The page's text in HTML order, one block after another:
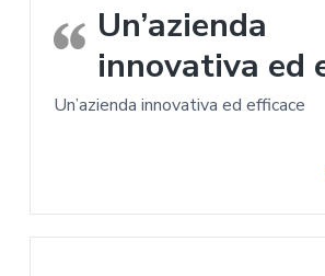
Un’azienda
innovativa ed
Un’azienda innovativa ed efficace